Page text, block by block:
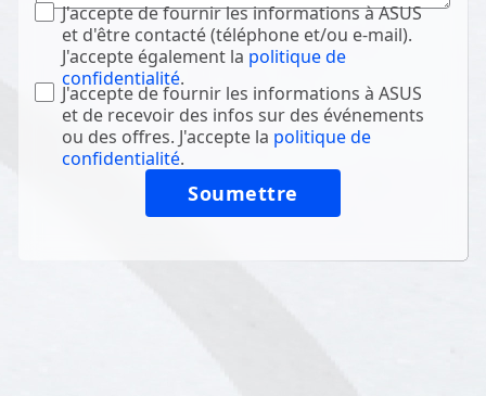
J'accepte de fournir les informations à ASUS
et d'être contacté (téléphone et/ou e-mail).
J'accepte également la politique de
confidentialité.
J'accepte de fournir les informations à ASUS
et de recevoir des infos sur des événements
ou des offres. J'accepte la politique de
confidentialité.